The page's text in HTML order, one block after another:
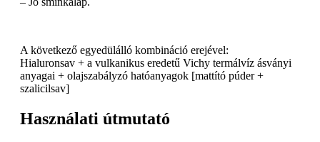
A következő egyedülálló kombináció erejével:
Hialuronsav + a vulkanikus eredetű Vichy termálvíz ásványi
anyagai + olajszabályzó hatóanyagok [mattító púder +
szalicilsav]
Használati útmutató